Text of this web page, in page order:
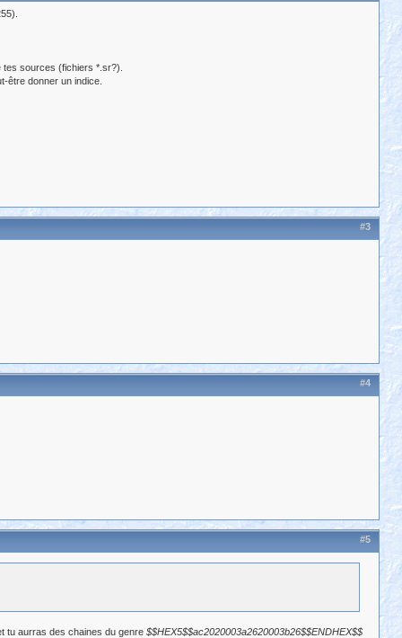
sources (fichiers *.sr?).
être donner un indice.
#3
#4
#5
tu aurras des chaines du genre $$HEX5$$ac2020003a2620003b26$$ENDHEX$$